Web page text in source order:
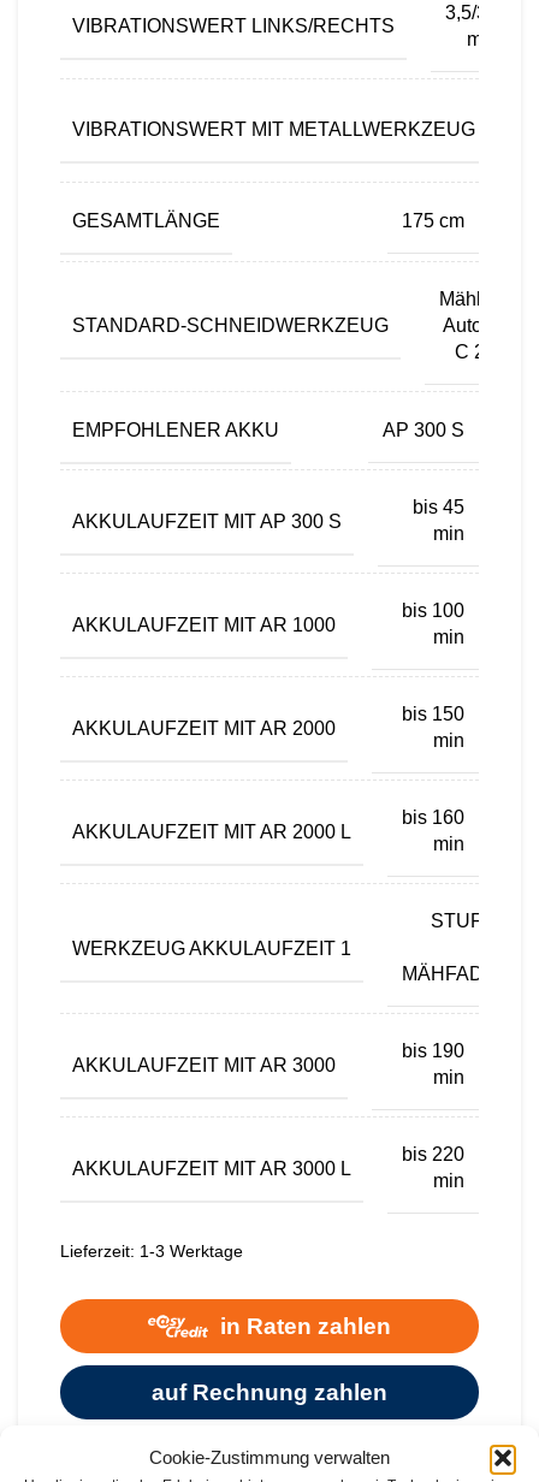
Cookie-Zustimmung verwalten
VIBRATIONSWERT LINKS/RECHTS
3,5/3,3
m/s²
VIBRATIONSWERT MIT METALLWERKZEUG
GESAMTLÄNGE 175 cm
STANDARD-SCHNEIDWERKZEUG
Mähkopf
AutoCut
C 26-2
EMPFOHLENER AKKU AP 300 S
AKKULAUFZEIT MIT AP 300 S
bis 45
min
AKKULAUFZEIT MIT AR 1000
bis 100
min
AKKULAUFZEIT MIT AR 2000
bis 150
min
AKKULAUFZEIT MIT AR 2000 L
bis 160
min
WERKZEUG AKKULAUFZEIT 1
STUFE 1
MÄHFADEN
AKKULAUFZEIT MIT AR 3000
bis 190
min
AKKULAUFZEIT MIT AR 3000 L
bis 220
min
Lieferzeit: 1-3 Werktage